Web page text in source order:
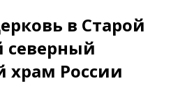
в Старой
северный
храм России